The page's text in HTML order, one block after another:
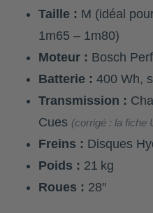
Taille : M (idéal
1m65 – 1m80)
Moteur : Bosch
Batterie : 400 Wh,
Transmission :
Cues (corrigé : la fiche
Freins : Disques
Poids : 21 kg
Roues : 28″